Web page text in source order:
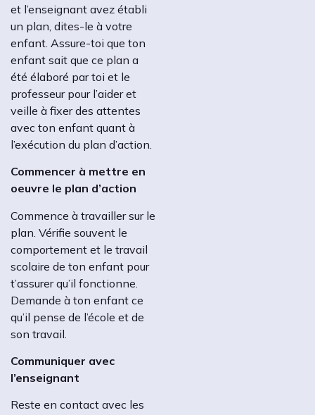
et l’enseignant avez établi
un plan, dites-le à votre
enfant. Assure-toi que ton
enfant sait que ce plan a
été élaboré par toi et le
professeur pour l’aider et
veille à fixer des attentes
avec ton enfant quant à
l’exécution du plan d’action.
Commencer à mettre en
oeuvre le plan d’action
Commence à travailler sur le
plan. Vérifie souvent le
comportement et le travail
scolaire de ton enfant pour
t’assurer qu’il fonctionne.
Demande à ton enfant ce
qu’il pense de l’école et de
son travail.
Communiquer avec
l’enseignant
Reste en contact avec les